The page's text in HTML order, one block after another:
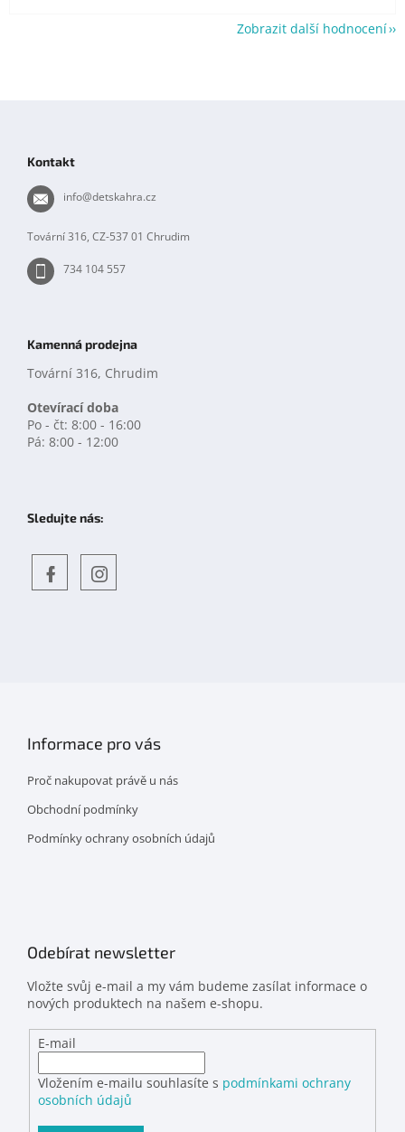
Zobrazit další hodnocení
Kontakt
info@detskahra.cz
Tovární 316, CZ-537 01 Chrudim
734 104 557
Kamenná prodejna
Tovární 316, Chrudim
Otevírací doba
Po - čt: 8:00 - 16:00
Pá: 8:00 - 12:00
Sledujte nás:
Informace pro vás
Proč nakupovat právě u nás
Obchodní podmínky
Podmínky ochrany osobních údajů
Odebírat newsletter
Vložte svůj e-mail a my vám budeme zasílat informace o
nových produktech na našem e-shopu.
E-mail
Vložením e-mailu souhlasíte s podmínkami ochrany
osobních údajů